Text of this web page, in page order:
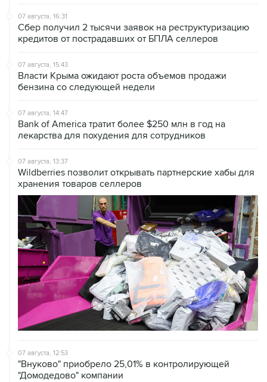
07 августа, 16:31
Сбер получил 2 тысячи заявок на реструктуризацию
кредитов от пострадавших от БПЛА селлеров
07 августа, 15:43
Власти Крыма ожидают роста объемов продажи
бензина со следующей недели
07 августа, 14:47
Bank of America тратит более $250 млн в год на
лекарства для похудения для сотрудников
07 августа, 13:37
Wildberries позволит открывать партнерские хабы для
хранения товаров селлеров
07 августа, 12:53
"Внуково" приобрело 25,01% в контролирующей
"Домодедово" компании